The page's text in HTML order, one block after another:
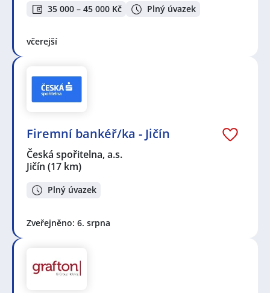
35 000 – 45 000 Kč Plný úvazek
včerejší
Firemní bankéř/ka - Jičín
Česká spořitelna, a.s.
Jičín (17 km)
Plný úvazek
Zveřejněno: 6. srpna